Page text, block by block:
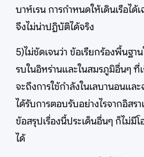
บาห์เรน การกำหนดให้เดินเรือได้
จึงไม่น่าปฏิบัติได้จริง
5)ไม่ชัดเจนว่า ข้อเรียกร้องพื้นฐา
รบในอิหร่านและในสมรภูมิอื่นๆ ที่
จะถึงการใช้กำลังในเลบานอนแล
ได้รับการตอบรับอย่างไรจากอิสร
ข้อสรุปเรื่องนี้ประเด็นอื่นๆ ก็ไม่มีโ
ได้